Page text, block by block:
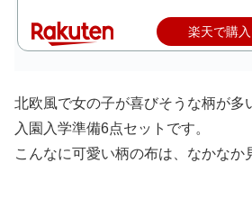
楽天で購入
北欧風で女の子が喜びそうな柄が多
入園入学準備6点セットです。
こんなに可愛い柄の布は、なかなか